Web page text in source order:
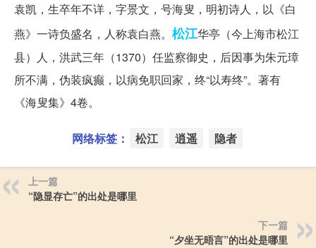
袁凯，生卒年不详，字景文，号海叟，明初诗人，以《白
燕》一诗负盛名，人称袁白燕。 松江华亭（今上海市松江
县）人，洪武三年（1370）任监察御史，后因事为朱元璋
所不满，伪装疯癫，以病免职回家，终“以寿终”。著有
《海叟集》4卷。
网络标签： 松江 逍遥 隐者
上一篇
“隐显存亡”的出处是哪里
下一篇
“夕坐无晤言”的出处是哪里